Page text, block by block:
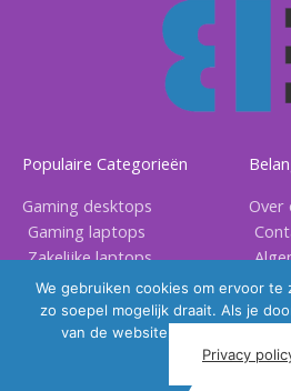
Populaire Categorieën
Gaming desktops
Gaming laptops
Zakelijke laptops
Gaming accessoires
Over
We gebruiken cookies om ervoor
zo soepel mogelijk draait. Als je
van de website, gaan we er
Privacy